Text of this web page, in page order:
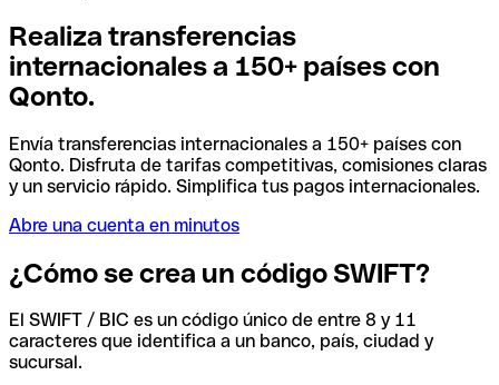
Realiza transferencias
internacionales a 150+ países con
Qonto.
Envía transferencias internacionales a 150+ países con
Qonto. Disfruta de tarifas competitivas, comisiones claras
y un servicio rápido. Simplifica tus pagos internacionales.
Abre una cuenta en minutos
¿Cómo se crea un código SWIFT?
El SWIFT / BIC es un código único de entre 8 y 11
caracteres que identifica a un banco, país, ciudad y
sucursal.